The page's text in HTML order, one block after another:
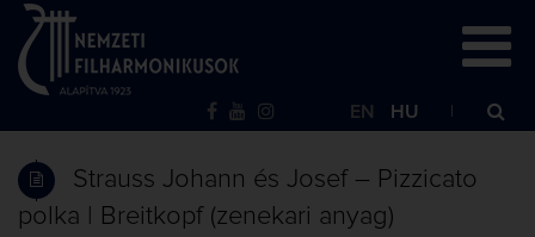
EN HU
Strauss Johann és Josef – Pizzicato
polka | Breitkopf (zenekari anyag)